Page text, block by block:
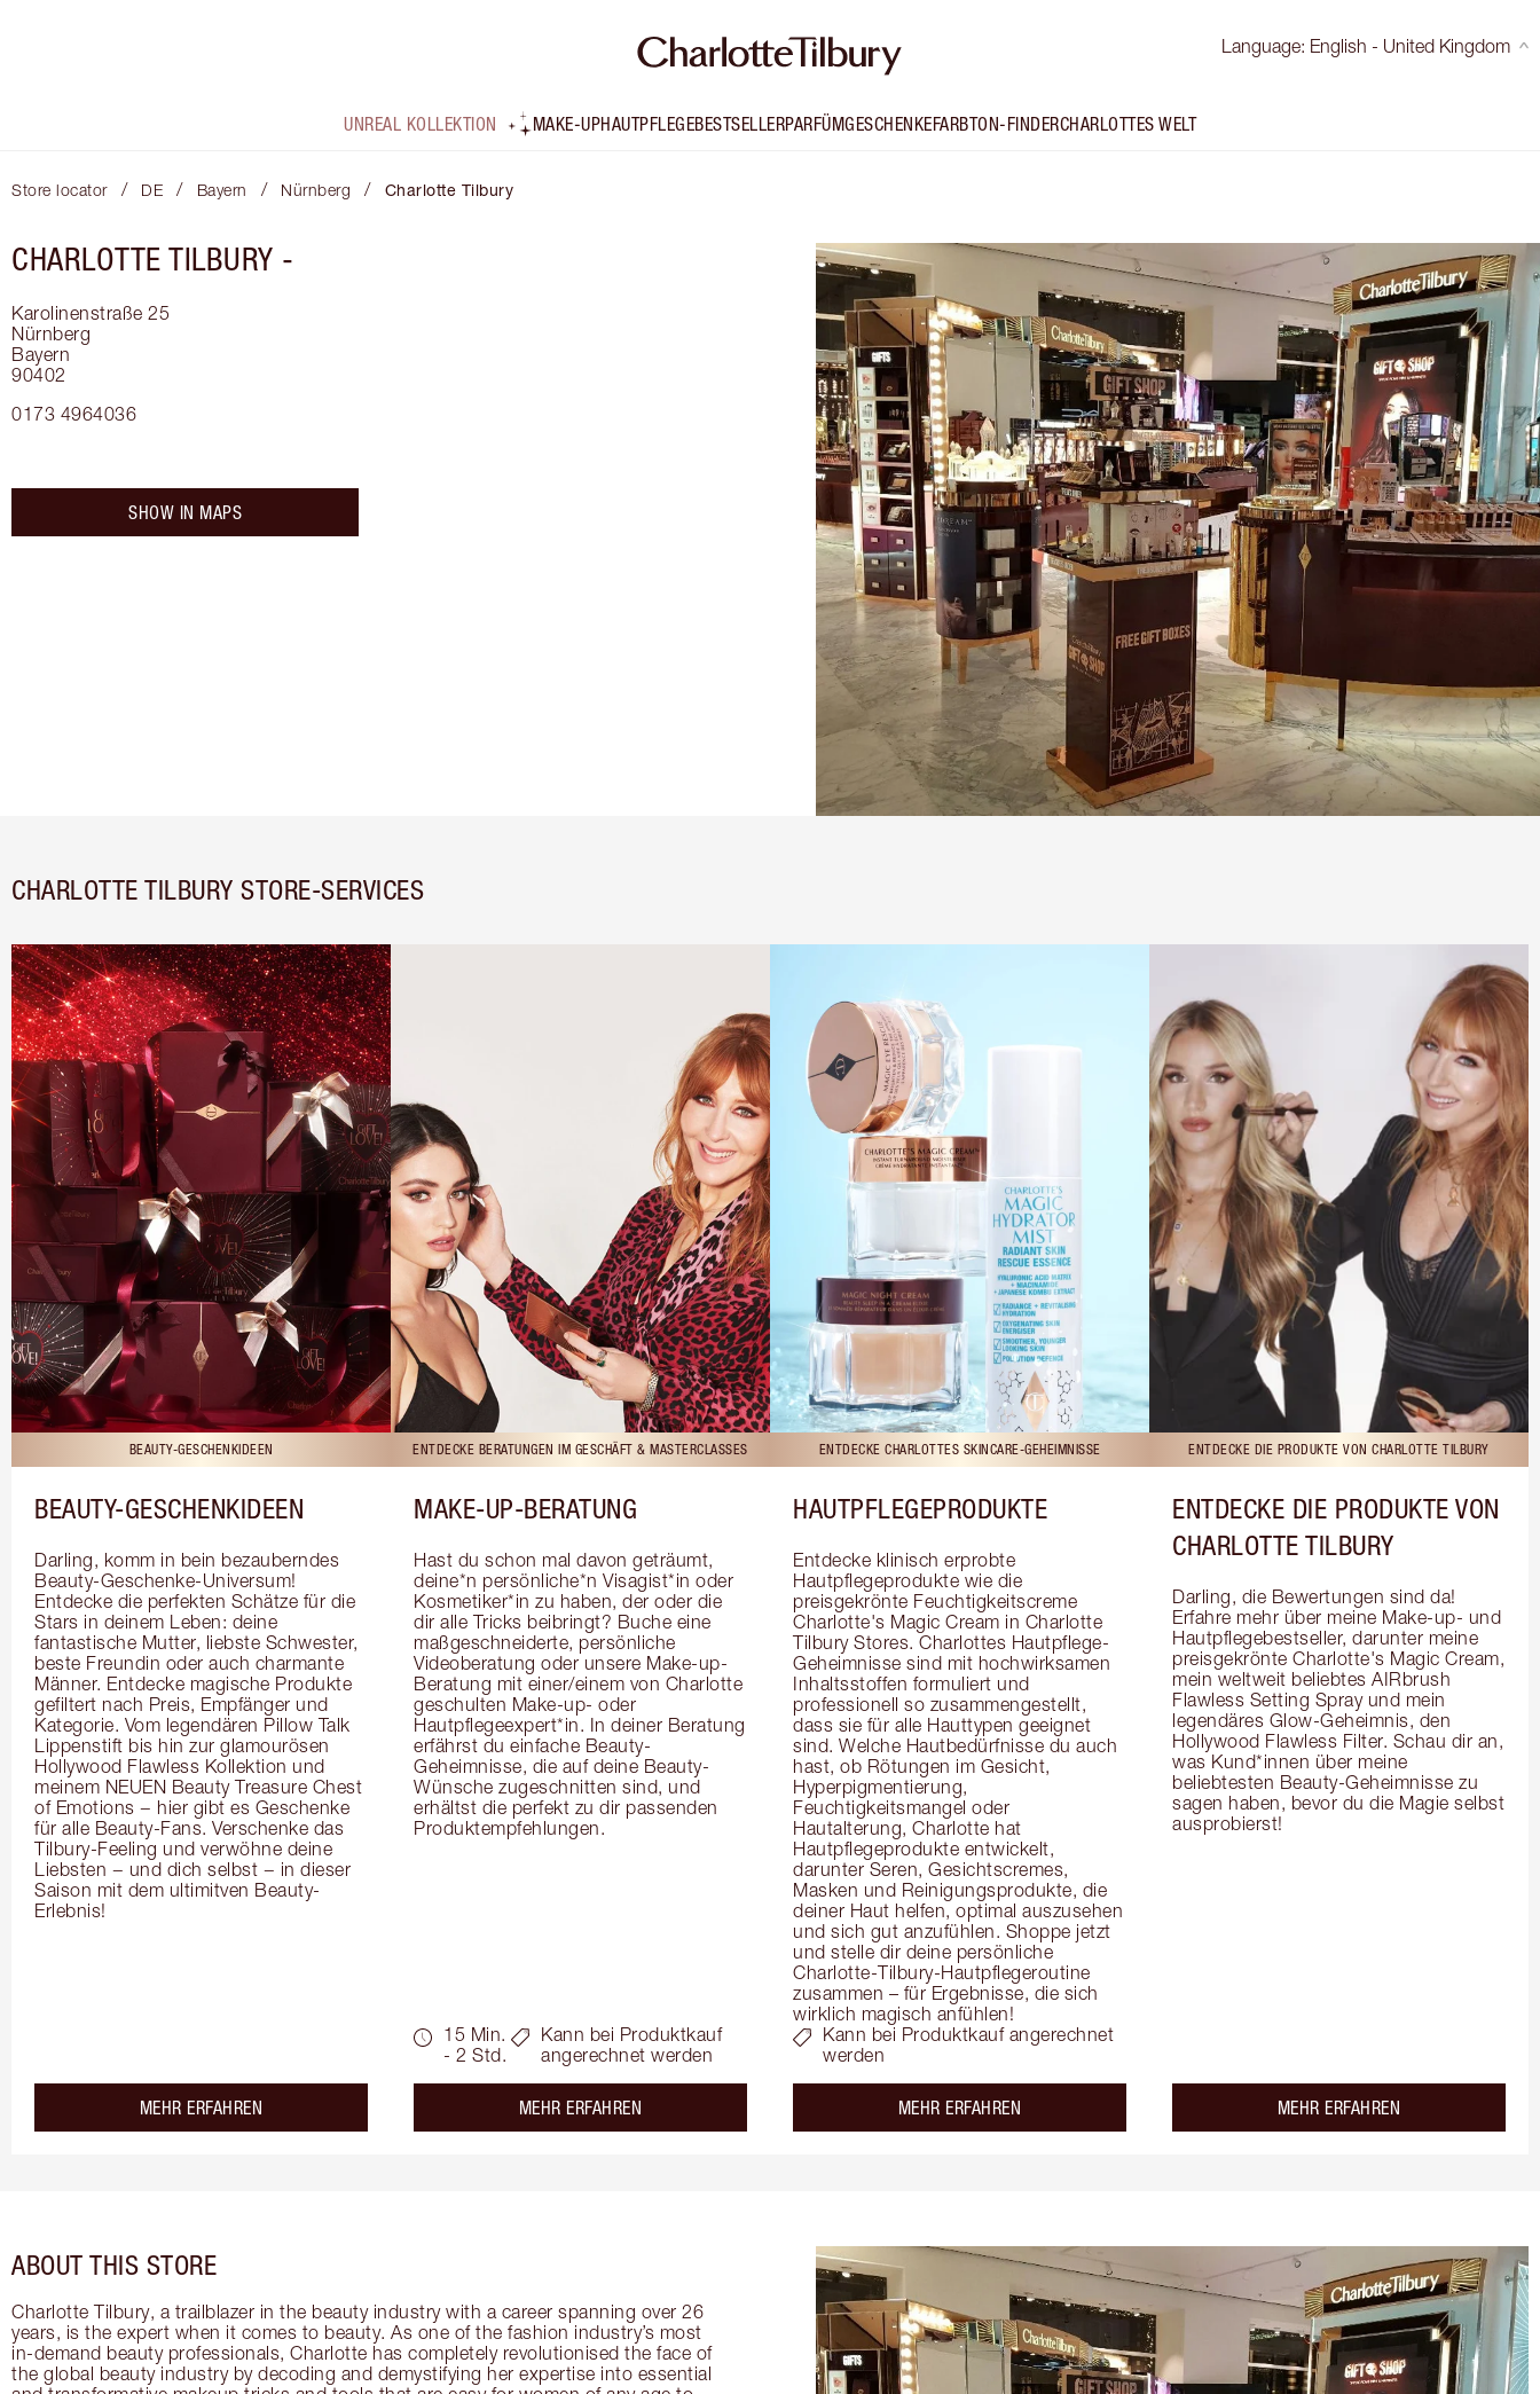
Language: English - United Kingdom
UNREAL KOLLEKTION MAKE-UPHAUTPFLEGEBESTSELLERPARFÜMGESCHENKEFARBTON-FINDERCHARLOTTES WELT
Store locator / DE / Bayern / Nürnberg / Charlotte Tilbury
CHARLOTTE TILBURY -
Karolinenstraße 25
Nürnberg
Bayern
90402
0173 4964036
SHOW IN MAPS
CHARLOTTE TILBURY STORE-SERVICES
BEAUTY-GESCHENKIDEEN
BEAUTY-GESCHENKIDEEN
Darling, komm in bein bezauberndes
Beauty-Geschenke-Universum!
Entdecke die perfekten Schätze für die
Stars in deinem Leben: deine
fantastische Mutter, liebste Schwester,
beste Freundin oder auch charmante
Männer. Entdecke magische Produkte
gefiltert nach Preis, Empfänger und
Kategorie. Vom legendären Pillow Talk
Lippenstift bis hin zur glamourösen
Hollywood Flawless Kollektion und
meinem NEUEN Beauty Treasure Chest
of Emotions − hier gibt es Geschenke
für alle Beauty-Fans. Verschenke das
Tilbury-Feeling und verwöhne deine
Liebsten − und dich selbst − in dieser
Saison mit dem ultimitven Beauty-
Erlebnis!
MEHR ERFAHREN
ENTDECKE BERATUNGEN IM GESCHÄFT & MASTERCLASSES
MAKE-UP-BERATUNG
Hast du schon mal davon geträumt,
deine*n persönliche*n Visagist*in oder
Kosmetiker*in zu haben, der oder die
dir alle Tricks beibringt? Buche eine
maßgeschneiderte, persönliche
Videoberatung oder unsere Make-up-
Beratung mit einer/einem von Charlotte
geschulten Make-up- oder
Hautpflegeexpert*in. In deiner Beratung
erfährst du einfache Beauty-
Geheimnisse, die auf deine Beauty-
Wünsche zugeschnitten sind, und
erhältst die perfekt zu dir passenden
Produktempfehlungen.
15 Min.
- 2 Std.
Kann bei Produktkauf
angerechnet werden
MEHR ERFAHREN
ENTDECKE CHARLOTTES SKINCARE-GEHEIMNISSE
HAUTPFLEGEPRODUKTE
Entdecke klinisch erprobte
Hautpflegeprodukte wie die
preisgekrönte Feuchtigkeitscreme
Charlotte's Magic Cream in Charlotte
Tilbury Stores. Charlottes Hautpflege-
Geheimnisse sind mit hochwirksamen
Inhaltsstoffen formuliert und
professionell so zusammengestellt,
dass sie für alle Hauttypen geeignet
sind. Welche Hautbedürfnisse du auch
hast, ob Rötungen im Gesicht,
Hyperpigmentierung,
Feuchtigkeitsmangel oder
Hautalterung, Charlotte hat
Hautpflegeprodukte entwickelt,
darunter Seren, Gesichtscremes,
Masken und Reinigungsprodukte, die
deiner Haut helfen, optimal auszusehen
und sich gut anzufühlen. Shoppe jetzt
und stelle dir deine persönliche
Charlotte-Tilbury-Hautpflegeroutine
zusammen – für Ergebnisse, die sich
wirklich magisch anfühlen!
Kann bei Produktkauf angerechnet
werden
MEHR ERFAHREN
ENTDECKE DIE PRODUKTE VON CHARLOTTE TILBURY
ENTDECKE DIE PRODUKTE VON
CHARLOTTE TILBURY
Darling, die Bewertungen sind da!
Erfahre mehr über meine Make-up- und
Hautpflegebestseller, darunter meine
preisgekrönte Charlotte's Magic Cream,
mein weltweit beliebtes AIRbrush
Flawless Setting Spray und mein
legendäres Glow-Geheimnis, den
Hollywood Flawless Filter. Schau dir an,
was Kund*innen über meine
beliebtesten Beauty-Geheimnisse zu
sagen haben, bevor du die Magie selbst
ausprobierst!
MEHR ERFAHREN
ABOUT THIS STORE
Charlotte Tilbury, a trailblazer in the beauty industry with a career spanning over 26
years, is the expert when it comes to beauty. As one of the fashion industry’s most
in-demand beauty professionals, Charlotte has completely revolutionised the face of
the global beauty industry by decoding and demystifying her expertise into essential